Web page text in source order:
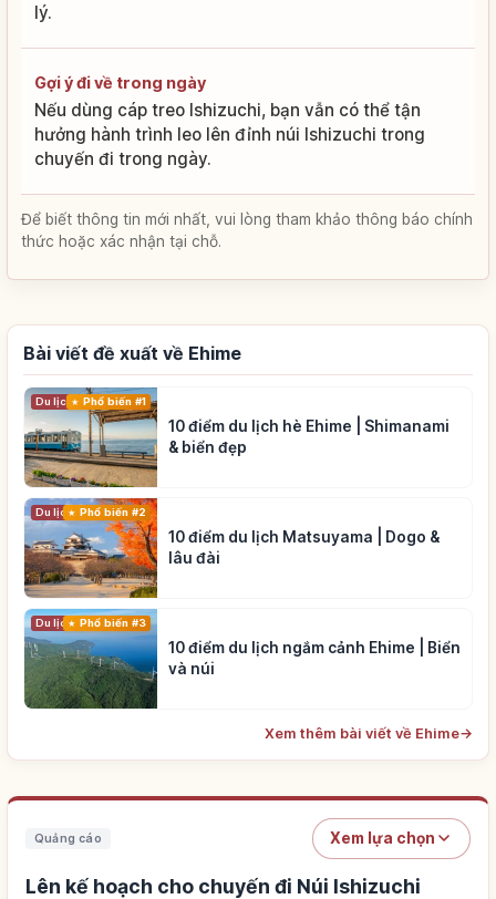
lý.
Gợi ý đi về trong ngày
Nếu dùng cáp treo Ishizuchi, bạn vẫn có thể tận
hưởng hành trình leo lên đỉnh núi Ishizuchi trong
chuyến đi trong ngày.
Để biết thông tin mới nhất, vui lòng tham khảo thông báo chính
thức hoặc xác nhận tại chỗ.
Bài viết đề xuất về Ehime
Du lịch Phổ biến #1
10 điểm du lịch hè Ehime | Shimanami
& biển đẹp
Du lịch Phổ biến #2
10 điểm du lịch Matsuyama | Dogo &
lâu đài
Du lịch Phổ biến #3
10 điểm du lịch ngắm cảnh Ehime | Biển
và núi
Xem thêm bài viết về Ehime→
Quảng cáo Xem lựa chọn
Lên kế hoạch cho chuyến đi Núi Ishizuchi